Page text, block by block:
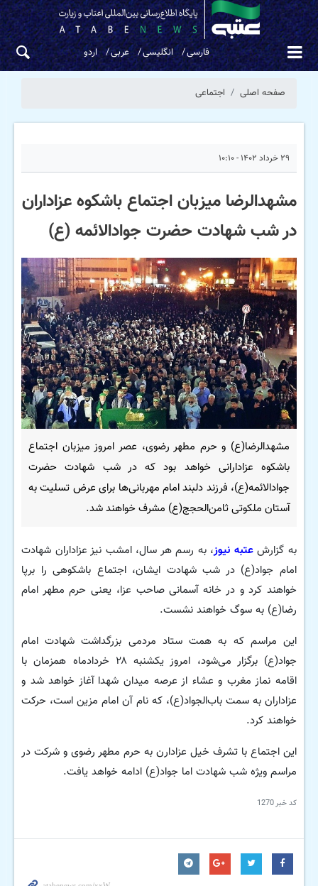
فارسی انگلیسی عربی اردو
صفحه اصلی اجتماعی
۲۹ خرداد ۱۴۰۲ - ۱۰:۱۰
مشهدالرضا میزبان اجتماع باشکوه عزاداران
در شب شهادت حضرت جوادالائمه (ع)
مشهدالرضا(ع) و حرم مطهر رضوی، عصر امروز میزبان اجتماع
باشکوه عزادارانی خواهد بود که در شب شهادت حضرت
جوادالائمه(ع)، فرزند دلبند امام مهربانی‌ها برای عرض تسلیت به
آستان ملکوتی ثامن‌الحجج(ع) مشرف خواهند شد.
به گزارشعتبه نیوز، به رسم هر سال، امشب نیز عزاداران شهادت
امام جواد(ع) در شب شهادت ایشان، اجتماع باشکوهی را برپا
خواهند کرد و در خانه آسمانی صاحب عزا، یعنی حرم مطهر امام
رضا(ع) به سوگ خواهند نشست.
این مراسم که به همت ستاد مردمی بزرگداشت شهادت امام
جواد(ع) برگزار می‌شود، امروز یکشنبه ۲۸ خردادماه همزمان با
اقامه نماز مغرب و عشاء از عرصه میدان شهدا آغاز خواهد شد و
عزاداران به سمت باب‌الجواد(ع)، که نام آن امام مزین است، حرکت
خواهند کرد.
این اجتماع با تشرف خیل عزادارن به حرم مطهر رضوی و شرکت در
مراسم ویژه شب شهادت اما جواد(ع) ادامه خواهد یافت.
کد خبر1270